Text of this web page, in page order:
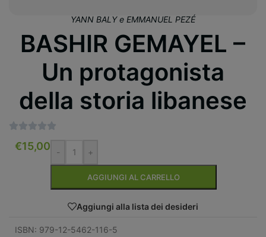
YANN BALY e EMMANUEL PEZÉ
BASHIR GEMAYEL –
Un protagonista
della storia libanese
€15,00 - +
AGGIUNGI AL CARRELLO
Aggiungi alla lista dei desideri
ISBN: 979-12-5462-116-5